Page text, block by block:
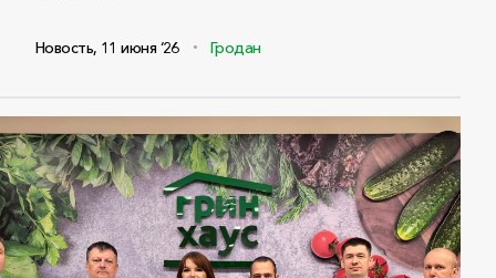
Новость, 11 июня ‘26 Гродан